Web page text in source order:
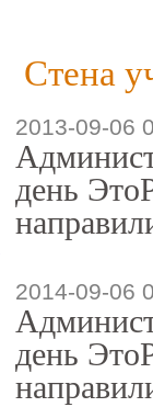
Стена
2013-09-06
день
2014-09-06
день